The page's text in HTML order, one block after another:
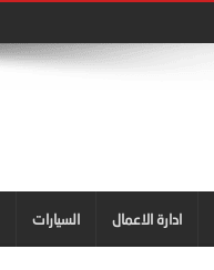
ادارة الاعمال السيارات